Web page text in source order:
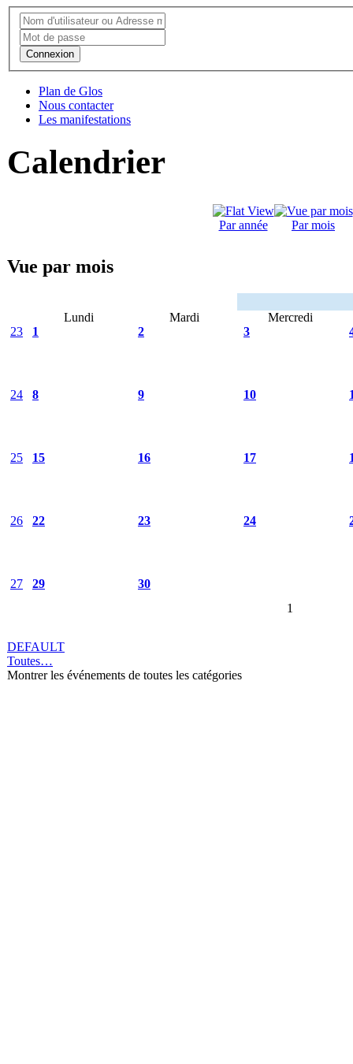
Connexion
Plan de Glos
Nous contacter
Les manifestations
Calendrier
Par année Par mois
Vue par mois
Lundi Mardi
Mercredi
23
1 2 3
24 8 9 10
25 15 16 17
26 22 23 24
27 29
30
1
DEFAULT
Toutes…
Montrer les événements de toutes les catégories